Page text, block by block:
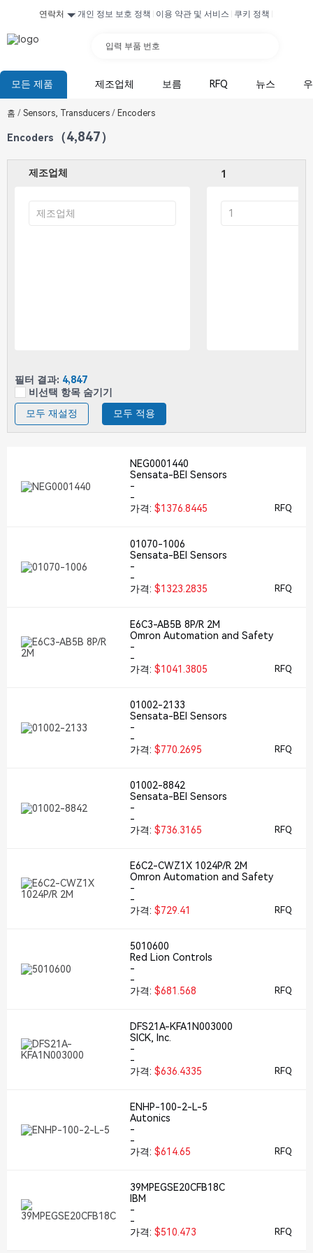
연락처 개인 정보 보호 정책 이용 약관 및 서비스 쿠키 정책
입력 부품 번호
모든 제품 제조업체 보름 RFQ 뉴스
홈 / Sensors, Transducers / Encoders
Encoders （4,847）
제조업체 1
필터 결과: 4,847
비선택 항목 숨기기
모두 재설정
모두 적용
NEG0001440
Sensata-BEI Sensors
-
-
가격: $1376.8445 RFQ
01070-1006
Sensata-BEI Sensors
-
-
가격: $1323.2835 RFQ
E6C3-AB5B 8P/R 2M
Omron Automation and Safety
-
-
가격: $1041.3805 RFQ
01002-2133
Sensata-BEI Sensors
-
-
가격: $770.2695 RFQ
01002-8842
Sensata-BEI Sensors
-
-
가격: $736.3165 RFQ
E6C2-CWZ1X 1024P/R 2M
Omron Automation and Safety
-
-
가격: $729.41 RFQ
5010600
Red Lion Controls
-
-
가격: $681.568 RFQ
DFS21A-KFA1N003000
SICK, Inc.
-
-
가격: $636.4335 RFQ
ENHP-100-2-L-5
Autonics
-
-
가격: $614.65 RFQ
39MPEGSE20CFB18C
IBM
-
-
가격: $510.473 RFQ